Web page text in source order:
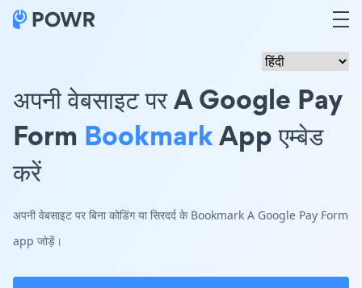
अपनी वेबसाइट पर A Google Pay
Form BookmarkApp एम्बेड
करें
अपनी वेबसाइट पर बिना कोडिंग या सिरदर्द के Bookmark A Google Pay Form
app जोड़ें।